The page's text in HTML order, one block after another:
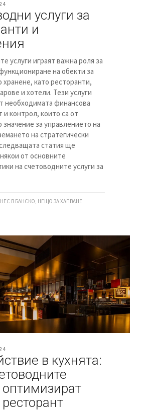
услуги за
и
услуги играят важна роля за
на обекти за
като ресторанти,
и хотели. Тези услуги
необходимата финансова
и контрол, които са от
за управлението на
на стратегически
статия ще
от основните
на счетоводните услуги за
В БАНСКО, НЕЩО ЗА ХАПВАНЕ
в кухнята:
оптимизират